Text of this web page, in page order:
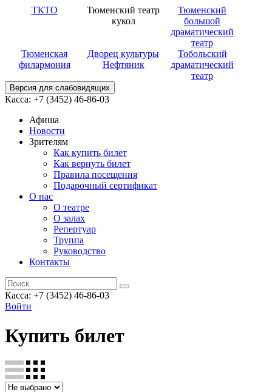
ТКТО
Тюменский театр
кукол
Тюменский
большой
драматический
театр
Тюменская
филармония
Дворец культуры
Нефтяник
Тобольский
драматический
театр
Версия для слабовидящих
Касса: +7 (3452) 46-86-03
Афиша
Новости
Зрителям
Как купить билет
Как вернуть билет
Правила посещения
Подарочный сертификат
О нас
О театре
О залах
Репертуар
Труппа
Руководство
Контакты
Касса: +7 (3452) 46-86-03
Войти
Купить билет